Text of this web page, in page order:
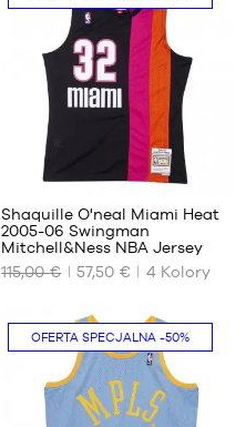
NASZE
ROZMIARY
XS
66
Shaquille O'neal Miami Heat
2005-06 Swingman
Mitchell&Ness NBA Jersey
115,00 €
57,50 € 4Kolory
OFERTA SPECJALNA -50%